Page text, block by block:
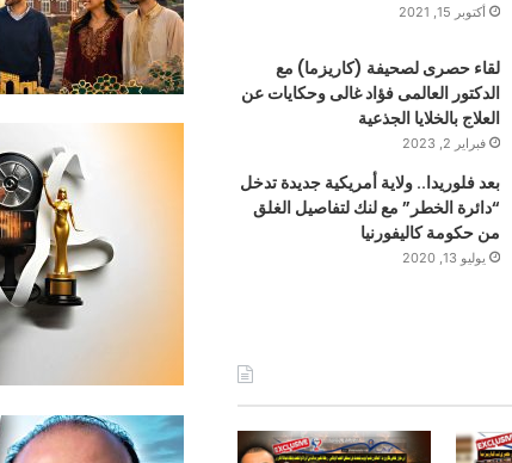
أكتوبر 15, 2021
لقاء حصرى لصحيفة (كاريزما) مع
الدكتور العالمى فؤاد غالى وحكايات عن
العلاج بالخلايا الجذعية
فبراير 2, 2023
بعد فلوريدا.. ولاية أمريكية جديدة تدخل
“دائرة الخطر” مع لنك لتفاصيل الغلق
من حكومة كاليفورنيا
يوليو 13, 2020